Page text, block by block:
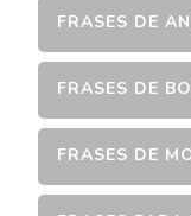
FRASES DE
FRASES DE
FRASES DE